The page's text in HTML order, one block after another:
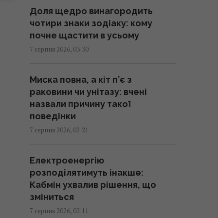
02:05 п'ятниця, 07 серпня 2026
Як вибратися з багнюки на
допомогти
01:23 п'ятниця, 07 серпня 2026
"Достатньо, щоб вижити, а не
Україні
01:19 п'ятниця, 07 серпня 2026
Одне налаштування, яке варто
Доля щедро винагородить
чотири знаки зодіаку: кому
почне щастити в усьому
7 серпня 2026, 03:30
Миска повна, а кіт п’є з
раковини чи унітазу: вчені
назвали причину такої
поведінки
7 серпня 2026, 02:21
Електроенергію
розподілятимуть інакше:
Кабмін ухвалив рішення, що
зміниться
7 серпня 2026, 02:11